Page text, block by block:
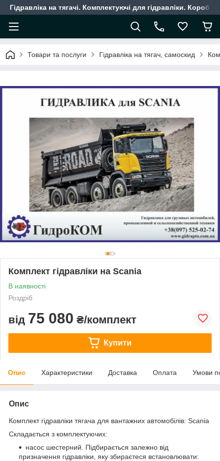
Гідравліка на тягачі. Комплектуючі для гідравліки.
Товари та послуги Гідравліка на тягач, самоскид
Комплект гідравліки на Scania
В наявності
Роздріб
від 75 080 ₴/комплект
Купити
Опис Характеристики Доставка Оплата Умови
Опис
Комплект гідравліки тягача для вантажних автомобілів: Scania
Складається з комплектуючих:
насос шестерний.
Підбирається залежно від
призначення гідравліки, яку збираєтеся встановлювати: